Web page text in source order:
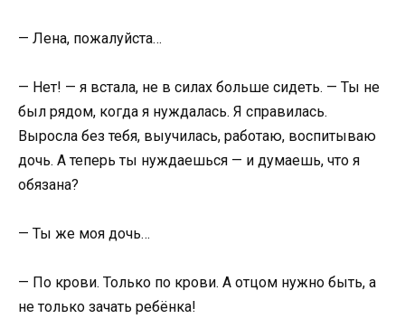
— Лена, пожалуйста…
— Нет! — я встала, не в силах больше сидеть. — Ты не
был рядом, когда я нуждалась. Я справилась.
Выросла без тебя, выучилась, работаю, воспитываю
дочь. А теперь ты нуждаешься — и думаешь, что я
обязана?
— Ты же моя дочь…
— По крови. Только по крови. А отцом нужно быть, а
не только зачать ребёнка!